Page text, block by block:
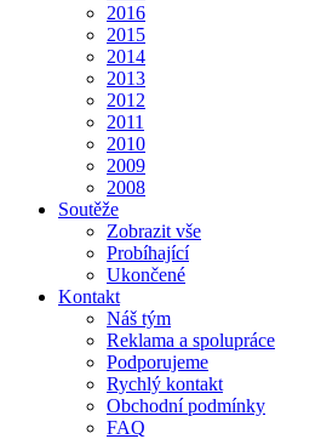
2016
2015
2014
2013
2012
2011
2010
2009
2008
Soutěže
Zobrazit vše
Probíhající
Ukončené
Kontakt
Náš tým
Reklama a spolupráce
Podporujeme
Rychlý kontakt
Obchodní podmínky
FAQ